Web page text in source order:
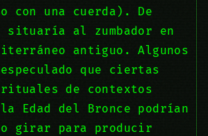
con una cuerda). De
situaría al zumbador en
antiguo. Algunos
que ciertas
de contextos
Edad del Bronce podrían
girar para producir